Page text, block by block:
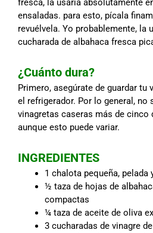
fresca, la usaría absolutamente
ensaladas. para esto, pícala
revuélvela. Yo probablemente, la
cucharada de albahaca fresca
¿Cuánto dura?
Primero, asegúrate de guardar tu
el refrigerador. Por lo general, no
vinagretas caseras más de cinco
aunque esto puede variar.
INGREDIENTES
1 chalota pequeña, pelada
½ taza de hojas de
compactas
¼ taza de aceite de oliva
3 cucharadas de vinagre